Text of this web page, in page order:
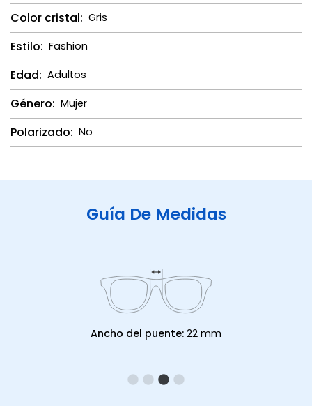
Color cristal: Gris
Estilo: Fashion
Edad: Adultos
Género: Mujer
Polarizado: No
Guía De Medidas
Ancho del puente: 22 mm